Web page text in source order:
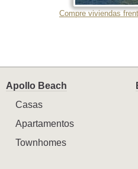
Compre viviendas
Apollo Beach
Casas
Apartamentos
Townhomes